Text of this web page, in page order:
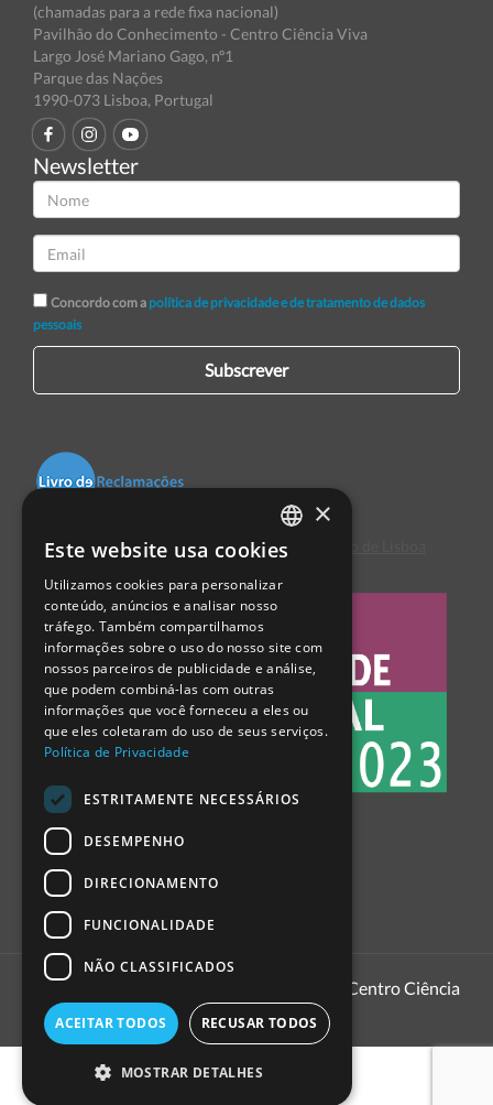
(chamadas para a rede fixa nacional)
Pavilhão do Conhecimento - Centro Ciência Viva
Largo José Mariano Gago, nº1
Parque das Nações
1990-073 Lisboa, Portugal
Newsletter
Concordo com a política de privacidade e de tratamento de dados
pessoais
Subscrever
Centro de Arbitragem de Conflitos de Consumo de Lisboa
1999 - 2026
Pavilhão do Conhecimento | Centro Ciência
PORTUGUESE
ENGLISH
SPANISH
×
Este website usa cookies
Utilizamos cookies para personalizar
conteúdo, anúncios e analisar nosso
tráfego. Também compartilhamos
informações sobre o uso do nosso site com
nossos parceiros de publicidade e análise,
que podem combiná-las com outras
informações que você forneceu a eles ou
que eles coletaram do uso de seus serviços.
Política de Privacidade
ESTRITAMENTE NECESSÁRIOS
DESEMPENHO
DIRECIONAMENTO
FUNCIONALIDADE
NÃO CLASSIFICADOS
ACEITAR TODOS RECUSAR TODOS
MOSTRAR DETALHES